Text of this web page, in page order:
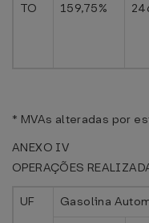
TO
159,75%
* MVAs alteradas por
ANEXO IV
OPERAÇÕES
UF Gasolina